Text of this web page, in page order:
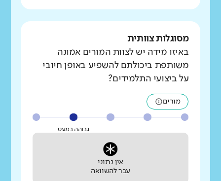
מסוגלות צוותית
באיזו מידה יש לצוות המורים אמונה
משותפת ביכולתם להשפיע באופן חיובי
על ביצועי התלמידים?
מורים
גבוהה במעט
אין נתוני
עבר להשוואה